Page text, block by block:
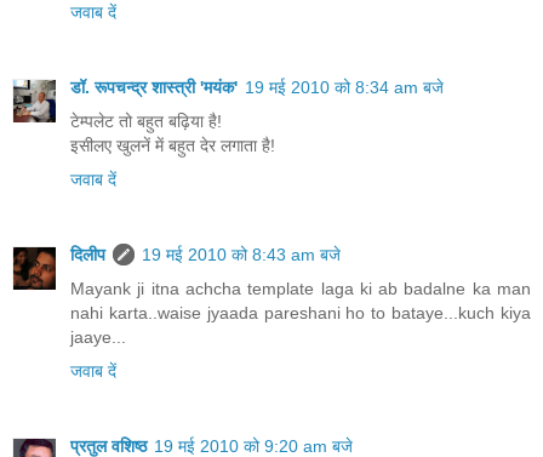
जवाब दें
डॉ. रूपचन्द्र शास्त्री 'मयंक' 19 मई 2010 को 8:34 am बजे
टेम्पलेट तो बहुत बढ़िया है!
इसीलए खुलनें में बहुत देर लगाता है!
जवाब दें
दिलीप
19 मई 2010 को 8:43 am बजे
Mayank ji itna achcha template laga ki ab badalne ka man
nahi karta..waise jyaada pareshani ho to bataye...kuch kiya
jaaye...
जवाब दें
प्रतुल वशिष्ठ 19 मई 2010 को 9:20 am बजे